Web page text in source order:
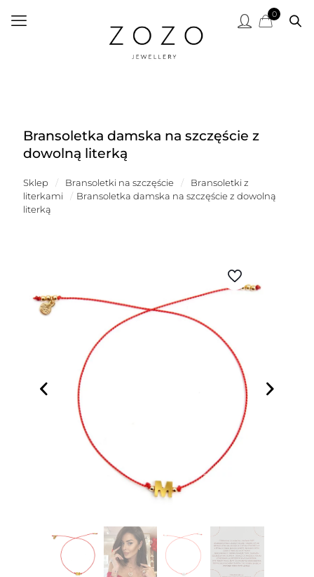
0
Bransoletka damska na szczęście z
dowolną literką
Sklep / Bransoletki na szczęście /
Bransoletki z
literkami
/ Bransoletka damska na szczęście z dowolną
literką